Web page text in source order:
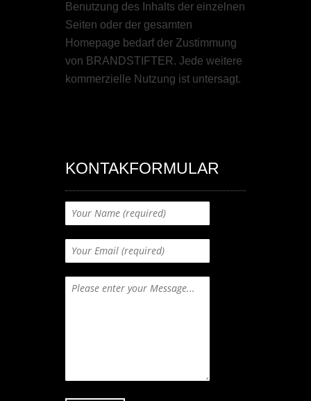
Benutzung des Inhalts der einzelnen
Seiten oder der gesamten
Homepage bedarf der Zustimmung
von BRANDSTIFTER. Jede weitere
kommerzielle Nutzung ist untersagt.
KONTAKFORMULAR